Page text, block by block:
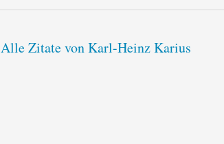
Alle Zitate von Karl-Heinz Karius